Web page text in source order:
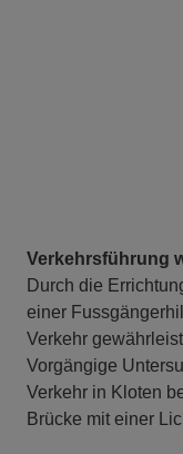
Verkehrsführung
Durch die
einer
Verkehr
Vorgängige
Verkehr in Kloten
Brücke mit einer